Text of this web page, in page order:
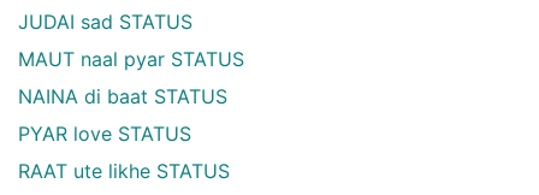
JUDAI sad STATUS
MAUT naal pyar STATUS
NAINA di baat STATUS
PYAR love STATUS
RAAT ute likhe STATUS